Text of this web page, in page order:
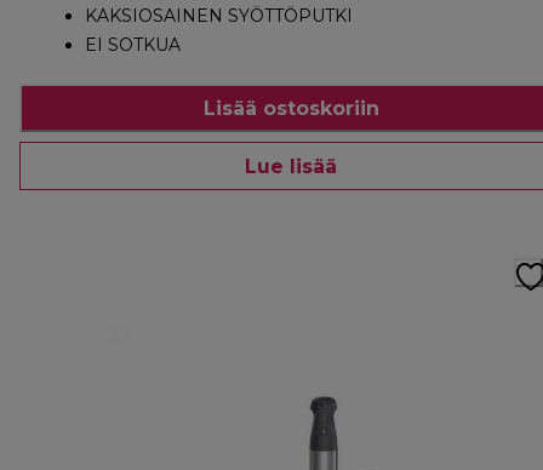
KAKSIOSAINEN SYÖTTÖPUTKI
EI SOTKUA
Lisää ostoskoriin
Lue lisää